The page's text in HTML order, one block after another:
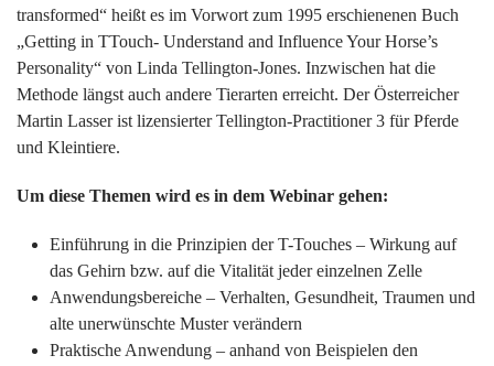
transformed“ heißt es im Vorwort zum 1995 erschienenen Buch
„Getting in TTouch- Understand and Influence Your Horse’s
Personality“ von Linda Tellington-Jones. Inzwischen hat die
Methode längst auch andere Tierarten erreicht. Der Österreicher
Martin Lasser ist lizensierter Tellington-Practitioner 3 für Pferde
und Kleintiere.
Um diese Themen wird es in dem Webinar gehen:
Einführung in die Prinzipien der T-Touches – Wirkung auf
das Gehirn bzw. auf die Vitalität jeder einzelnen Zelle
Anwendungsbereiche – Verhalten, Gesundheit, Traumen und
alte unerwünschte Muster verändern
Praktische Anwendung – anhand von Beispielen den